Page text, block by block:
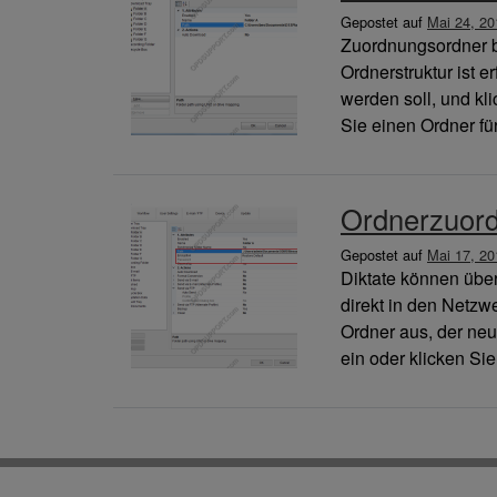
Gepostet auf Mai 24,
Zuordnungsordner
Ordnerstruktur ist
werden soll, und
Sie einen Ordner
Gepostet auf Mai 17,
Diktate können
direkt in den
Ordner aus, der
ein oder klicken